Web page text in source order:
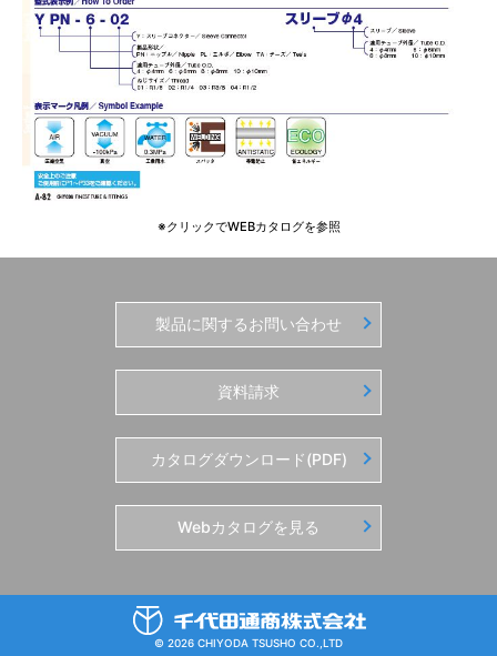
※クリックでWEBカタログを参照
製品に関するお問い合わせ
資料請求
カタログダウンロード(PDF)
Webカタログを見る
© 2026 CHIYODA TSUSHO CO.,LTD